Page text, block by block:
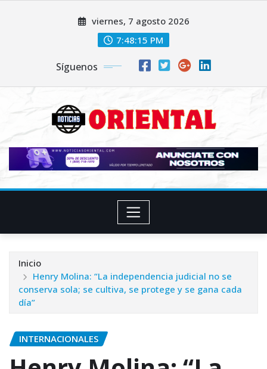
viernes, 7 agosto 2026
7:48:16 PM
Síguenos
Inicio
Henry Molina: “La independencia judicial no se
conserva sola; se cultiva, se protege y se gana cada
día”
INTERNACIONALES